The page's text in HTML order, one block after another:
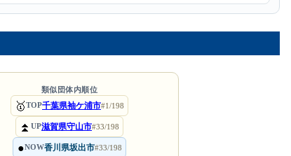
類似団体内順位
🥇TOP千葉県袖ケ浦市#1/198
⏫ UP滋賀県守山市#33/198
●NOW香川県坂出市#33/198